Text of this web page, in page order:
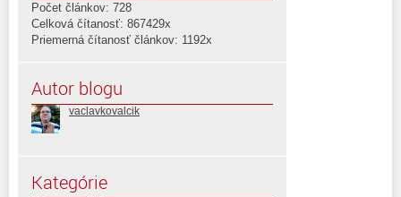
Počet článkov: 728
Celková čítanosť: 867429x
Priemerná čítanosť článkov: 1192x
Autor blogu
vaclavkovalcik
Kategórie